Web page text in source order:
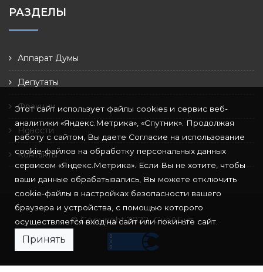
РАЗДЕЛЫ
Аппарат Думы
Депутаты
Фракции
Новости
Контакты
© Copyright 2022 СкайБит
Этот сайт использует файлы cookies и сервис веб-
аналитики «Яндекс.Метрика», «Спутник». Продолжая
работу с сайтом, Вы даете Согласие на использование
cookie-файлов на обработку персональных данных
сервисом «Яндекс.Метрика». Если Вы не хотите, чтобы
ваши данные обрабатывались, Вы можете отключить
cookie-файлы в настройках безопасности вашего
браузера и устройства, с помощью которого
осуществляется вход на сайт или покиньте сайт.
Принять